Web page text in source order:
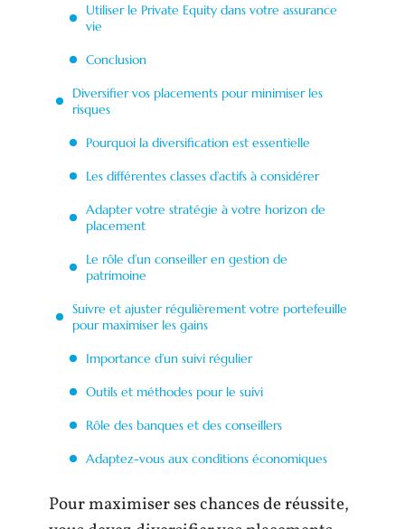
Utiliser le Private Equity dans votre assurance
vie
Conclusion
Diversifier vos placements pour minimiser les
risques
Pourquoi la diversification est essentielle
Les différentes classes d’actifs à considérer
Adapter votre stratégie à votre horizon de
placement
Le rôle d’un conseiller en gestion de
patrimoine
Suivre et ajuster régulièrement votre portefeuille
pour maximiser les gains
Importance d’un suivi régulier
Outils et méthodes pour le suivi
Rôle des banques et des conseillers
Adaptez-vous aux conditions économiques
Pour maximiser ses chances de réussite,